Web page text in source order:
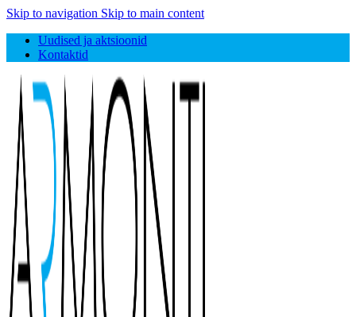
Skip to navigation Skip to main content
Uudised ja aktsioonid
Kontaktid